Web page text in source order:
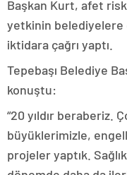
Başkan Kurt, afet
yetkinin belediyelere
iktidara çağrı yaptı.
Tepebaşı Belediye
konuştu:
“20 yıldır beraberiz.
büyüklerimizle,
projeler yaptık.